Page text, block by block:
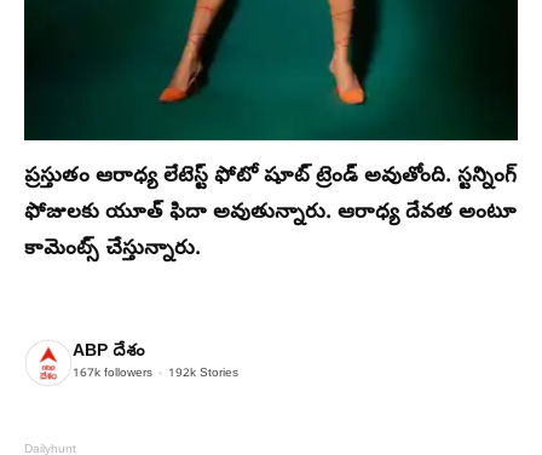
ప్రస్తుతం ఆరాధ్య లేటెస్ట్ ఫోటో షూట్ ట్రెండ్ అవుతోంది. స్టన్నింగ్
ఫోజులకు యూత్ ఫిదా అవుతున్నారు. ఆరాధ్య దేవత అంటూ
కామెంట్స్ చేస్తున్నారు.
ABP దేశం
167k followers 192k Stories
Dailyhunt